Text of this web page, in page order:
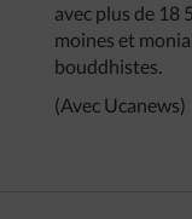
avec plus de 18
moines et
bouddhistes.
(Avec Ucanews)